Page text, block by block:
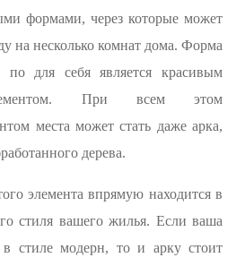
формами, через которые может
на несколько комнат дома. Форма
по для себя является красивым
При всем этом
места может стать даже арка,
дерева.
элемента впрямую находится в
стиля вашего жилья. Если ваша
в стиле модерн, то и арку стоит